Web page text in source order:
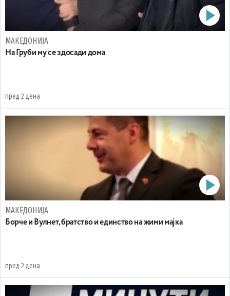
МАКЕДОНИЈА
На Груби му се здосади дома
пред 2 дена
МАКЕДОНИЈА
Борче и Вулнет, братство и единство на жими мајка
пред 2 дена